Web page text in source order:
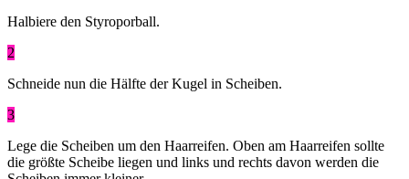
Halbiere den Styroporball.
2
Schneide nun die Hälfte der Kugel in Scheiben.
3
Lege die Scheiben um den Haarreifen. Oben am Haarreifen sollte
die größte Scheibe liegen und links und rechts davon werden die